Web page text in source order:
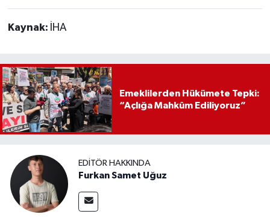
Kaynak: İHA
Emeklilerden Hükümete Tepki:
“Açlığa Mahkûm Ediliyoruz”
EDITÖR HAKKINDA
Furkan Samet Uğuz